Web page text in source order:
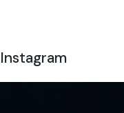
Instagram